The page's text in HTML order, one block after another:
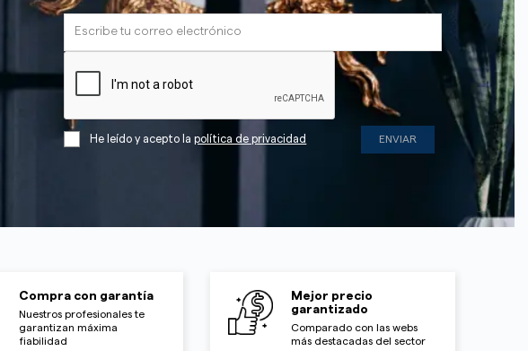
He leído y acepto lapolítica de privacidad
Compra con garantía
Nuestros profesionales te
garantizan máxima
fiabilidad
Mejor precio
garantizado
Comparado con las webs
más destacadas del sector